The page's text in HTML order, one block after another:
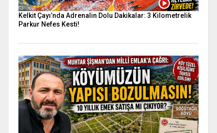
Kelkit Çayı’nda Adrenalin Dolu Dakikalar: 3 Kilometrelik
Parkur Nefes Kesti!